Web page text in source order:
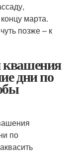
марта.
позже – к
квашения
дни по